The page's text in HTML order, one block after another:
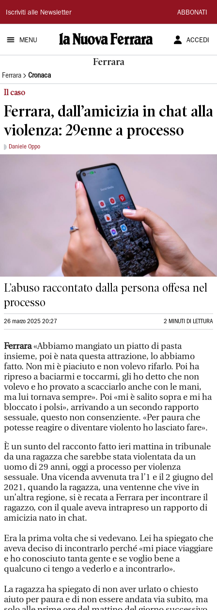
La
Nuova
Ferrara
Iscriviti alle Newsletter ABBONATI
MENU ACCEDI
Ferrara
Ferrara Cronaca
Il caso
Ferrara, dall’amicizia in chat alla
violenza: 29enne a processo
Daniele Oppo
L’abuso raccontato dalla persona offesa nel
processo
26 marzo 2025 20:27 2 MINUTI DI LETTURA
Ferrara«Abbiamo mangiato un piatto di pasta
insieme, poi è nata questa attrazione, lo abbiamo
fatto. Non mi è piaciuto e non volevo rifarlo. Poi ha
ripreso a baciarmi e toccarmi, gli ho detto che non
volevo e ho provato a scacciarlo anche con le mani,
ma lui tornava sempre». Poi «mi è salito sopra e mi ha
bloccato i polsi», arrivando a un secondo rapporto
sessuale, questo non consenziente. «Per paura che
potesse reagire o diventare violento ho lasciato fare».
È un sunto del racconto fatto ieri mattina in tribunale
da una ragazza che sarebbe stata violentata da un
uomo di 29 anni, oggi a processo per violenza
sessuale. Una vicenda avvenuta tra l’1 e il 2 giugno del
2021, quando la ragazza, una ventenne che vive in
un’altra regione, si è recata a Ferrara per incontrare il
ragazzo, con il quale aveva intrapreso un rapporto di
amicizia nato in chat.
Era la prima volta che si vedevano. Lei ha spiegato che
aveva deciso di incontrarlo perché «mi piace viaggiare
e ho conosciuto tanta gente e se voglio bene a
qualcuno ci tengo a vederlo e a incontrarlo».
La ragazza ha spiegato di non aver urlato o chiesto
aiuto per paura e di non essere andata via subito, ma